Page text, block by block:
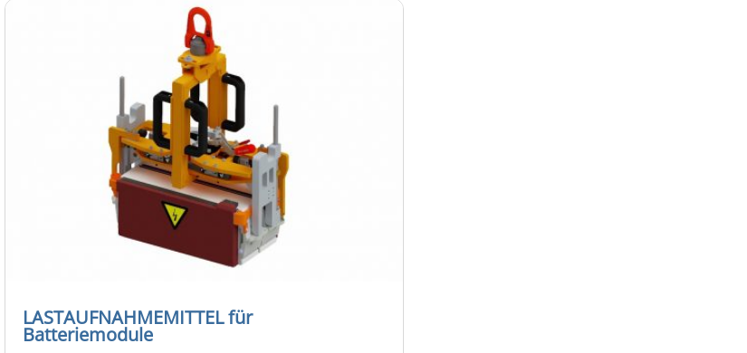
LASTAUFNAHMEMITTEL für
Batteriemodule